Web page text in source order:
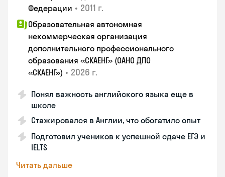
Федерации • 2011 г.
Образовательная автономная
некоммерческая организация
дополнительного профессионального
образования «СКАЕНГ» (ОАНО ДПО
«СКАЕНГ») • 2026 г.
Понял важность английского языка еще в
школе
Стажировался в Англии, что обогатило опыт
Подготовил учеников к успешной сдаче ЕГЭ и
IELTS
Читать дальше